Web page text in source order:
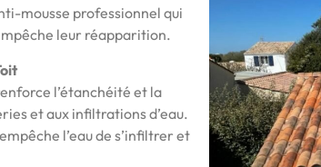
mousse professionnel qui
leur réapparition.
l’étanchéité et la
et aux infiltrations d’eau.
l’eau de s’infiltrer et